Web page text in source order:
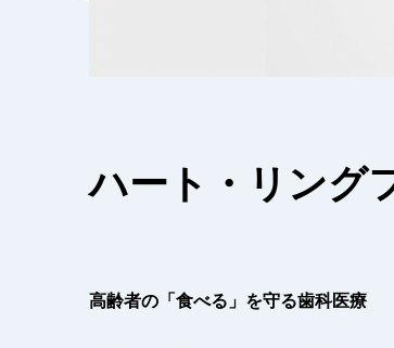
ハート・リング
高齢者の「食べる」を守る歯科医療